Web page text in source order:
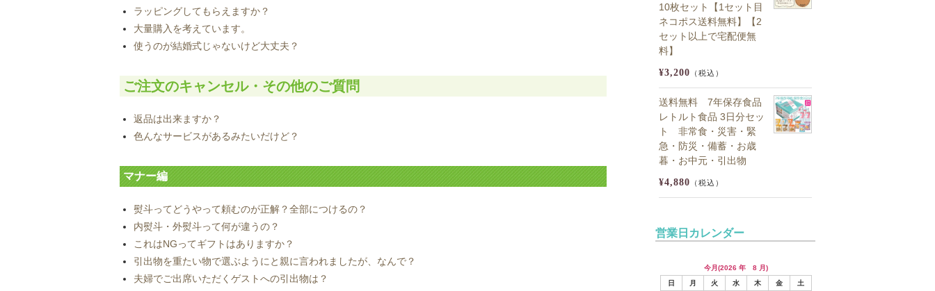
ラッピングしてもらえますか？
大量購入を考えています。
使うのが結婚式じゃないけど大丈夫？
ご注文のキャンセル・その他のご質問
返品は出来ますか？
色んなサービスがあるみたいだけど？
マナー編
熨斗ってどうやって頼むのが正解？全部につけるの？
内熨斗・外熨斗って何が違うの？
これはNGってギフトはありますか？
引出物を重たい物で選ぶようにと親に言われましたが、なんで？
夫婦でご出席いただくゲストへの引出物は？
10枚セット【1セット目
ネコポス送料無料】【2
セット以上で宅配便無
料】
¥3,200 （税込）
送料無料 7年保存食品
レトルト食品 3日分セッ
ト 非常食・災害・緊
急・防災・備蓄・お歳
暮・お中元・引出物
¥4,880 （税込）
営業日カレンダー
今月(2026 年 8 月)
日
月 火 水 木 金 土